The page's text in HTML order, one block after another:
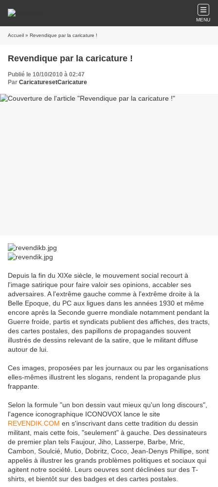
MENU
Accueil » Revendique par la caricature !
Revendique par la caricature !
Publié le 10/10/2010 à 02:47
Par CaricaturesetCaricature
Depuis la fin du XIXe siècle, le mouvement social recourt à
l'image satirique pour faire valoir ses opinions, accabler ses
adversaires. A l'extrême gauche comme à l'extrême droite à la
Belle Epoque, du PC aux ligues dans les années 1930 et même
encore après la Seconde guerre mondiale notamment pendant la
Guerre froide, partis et syndicats publient des affiches, des tracts,
des cartes postales, des papillons de propagandes souvent
illustrés de dessins relevant de la satire, que le militant diffuse
autour de lui.
Ces images, proposées par les journaux ou par les organisations
elles-mêmes illustrent les slogans, rendent la propagande plus
frappante.
Selon la formule "un bon dessin vaut mieux qu'un long discours",
l'agence iconographique ICONOVOX lance le site
REVENDIK.COM en s'inscrivant dans cette tradition du dessin
militant, mais cette fois, "seulement" à gauche. Des dessinateurs
de premier plan tels Faujour, Jiho, Lasserpe, Barbe, Mric,
Cambon, Soulcié, Mutio, Dobritz, Coco, Jean-Denys Phillipe, sont
appelés à illustrer les grands problèmes politiques et sociaux qui
agitent notre société. Leurs oeuvres sont déclinées sur des T-
shirts, et bientôt sur des badges et des cartes postales.